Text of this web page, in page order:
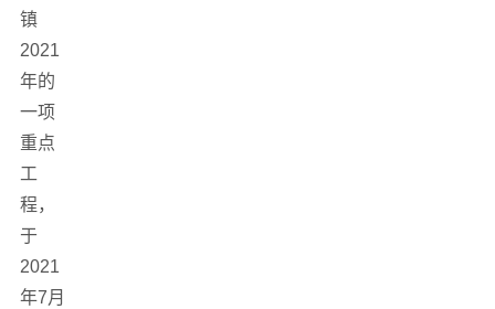
镇
2021
年的
一项
重点
工
程，
于
2021
年7月